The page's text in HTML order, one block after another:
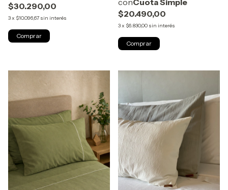
$30.290,00
3x $10.096,67 sin interés
Comprar
$20.490,00
3x $6.830,00 sin interés